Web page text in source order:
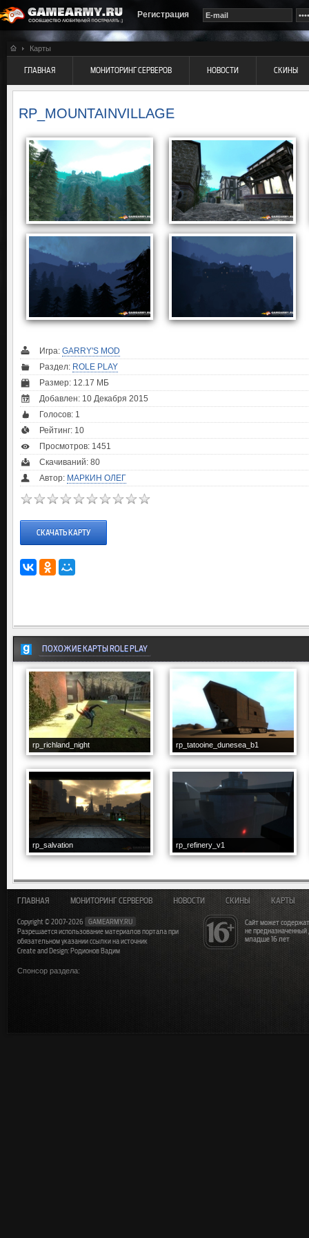
Регистрация
Карты
ГЛАВНАЯ МОНИТОРИНГ СЕРВЕРОВ НОВОСТИ СКИНЫ
RP_MOUNTAINVILLAGE
Игра: GARRY'S MOD
Раздел: ROLE PLAY
Размер: 12.17 МБ
Добавлен: 10 Декабря 2015
Голосов: 1
Рейтинг: 10
Просмотров: 1451
Скачиваний: 80
Автор: МАРКИН ОЛЕГ
СКАЧАТЬ КАРТУ
ПОХОЖИЕ КАРТЫ ROLE PLAY
rp_richland_night rp_tatooine_dunesea_b1
rp_salvation rp_refinery_v1
Сайт может
не
младше 16 лет
ГЛАВНАЯ МОНИТОРИНГ СЕРВЕРОВ НОВОСТИ СКИНЫ КАРТЫ
Copyright © 2007-2026
GAMEARMY.RU
Разрешается использование материалов портала при
обязательном указании ссылки на источник
Create and Design: Родионов Вадим
Спонсор раздела: